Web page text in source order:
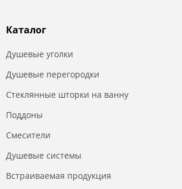
Каталог
Душевые уголки
Душевые перегородки
Стеклянные шторки на ванну
Поддоны
Смесители
Душевые системы
Встраиваемая продукция